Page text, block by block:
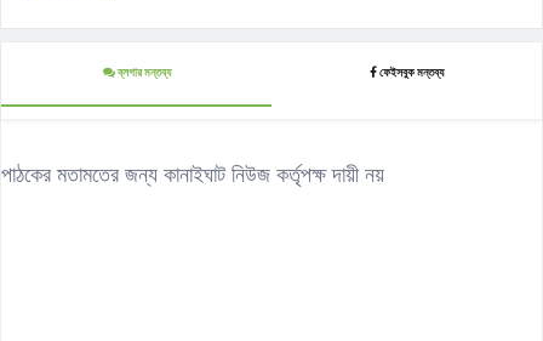
ব্লগার মন্তব্য ফেইসবুক মন্তব্য
পাঠকের মতামতের জন্য কানাইঘাট নিউজ কর্তৃপক্ষ দায়ী নয়